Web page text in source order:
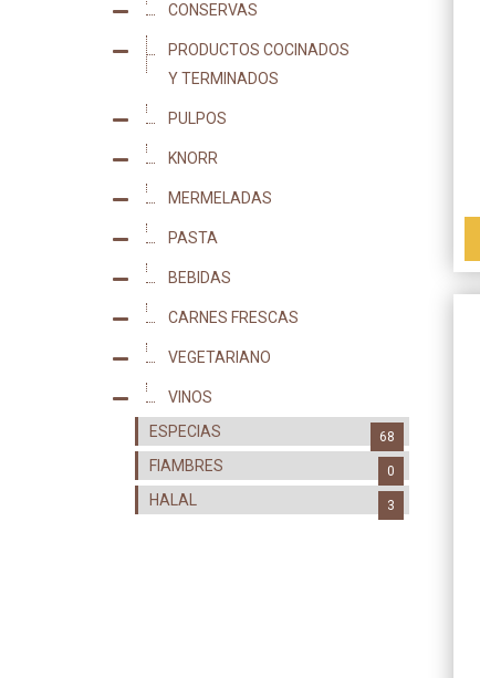
CONSERVAS
PRODUCTOS COCINADOS
Y TERMINADOS
PULPOS
KNORR
MERMELADAS
PASTA
BEBIDAS
CARNES FRESCAS
VEGETARIANO
VINOS
ESPECIAS 68
FIAMBRES 0
HALAL 3